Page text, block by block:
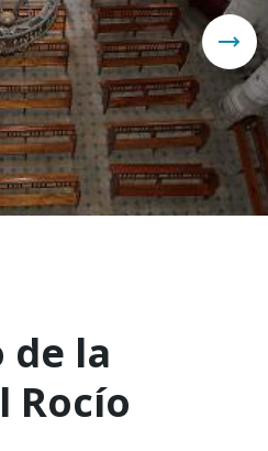
de la
Rocío